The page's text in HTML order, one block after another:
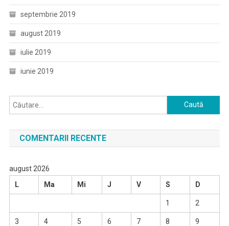
septembrie 2019
august 2019
iulie 2019
iunie 2019
Caută
după:
COMENTARII RECENTE
august 2026
L
Ma Mi J V S D
1 2
3 4 5 6 7 8 9